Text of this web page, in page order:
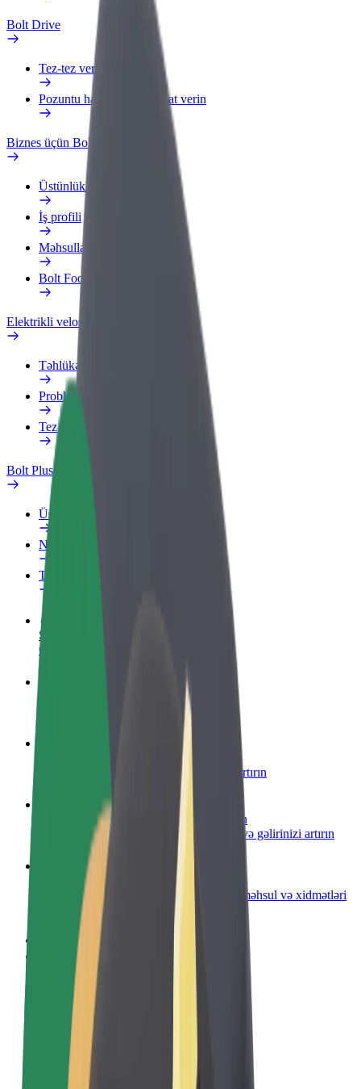
Bolt Drive
Tez-tez verilən suallar
Pozuntu haqqında məlumat verin
Biznes üçün Bolt
Üstünlüklər
İş profili
Məhsullar
Bolt Food for Business
Elektrikli velosipedlər
Təhlükəsizlik Laboratoriyası
Problemi bildir
Tez-tez verilən suallar
Bolt Plus
Üstünlüklər
Necə qoşulmalı?
Tez-tez verilən suallar
Sürücü ol
Öz şərtlərinizə uyğun olaraq qazanın
Yemək çatdırın və həftəlik ödəniş alın
Restoran və ya mağaza əlavə edin
Daha çox müştəri cəlb edin və satışları artırın
Avtopark sahibi kimi qeydiyyatdan keçin
Avtoparkınızı Bolt platformasına qoşun və gəlirinizi artırın
Biznes üçün Bolt
Biznesiniz üçün miqyaslandırılmış Bolt məhsul və xidmətləri
Qaydalar və Şərtlər
Məxfilik
Kukilər
© 2026 Bolt Technology OÜ